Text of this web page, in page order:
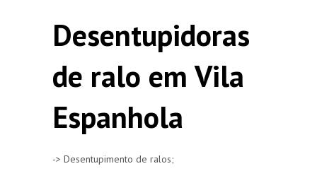
Desentupidoras
de ralo em Vila
Espanhola
-> Desentupimento de ralos;